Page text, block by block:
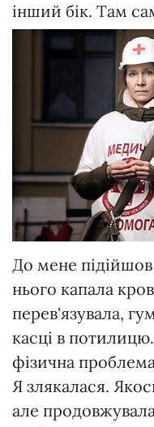
інший бік. Там
До мене
нього капала
перев'язувала,
касці в
фізична
Я злякалася.
але